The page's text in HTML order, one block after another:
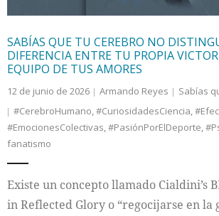
SABÍAS QUE TU CEREBRO NO
DIFERENCIA ENTRE TU PROPIA
EQUIPO DE TUS AMORES
12 de junio de 2026 Armando Reyes
Sabías
#CerebroHumano,#CuriosidadesCiencia,
#EmocionesColectivas,#PasiónPorElDeporte,
fanatismo
Existe un concepto llamado Cialdini’s
in Reflected Glory o “regocijarse en la